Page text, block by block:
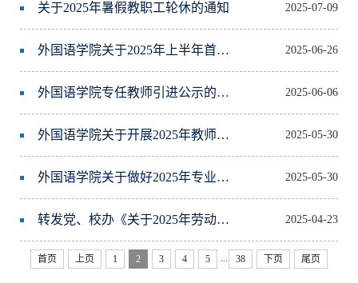
关于2025年暑假教职工轮休的通知 2025-07-09
外国语学院关于2025年上半年首聘期考核工作的通知 2025-06-26
外国语学院专任教师引进公示的通知 2025-06-06
外国语学院关于开展2025年教师职务聘任通讯评议工作的通知 2025-05-30
外国语学院关于做好2025年专业技术职务聘任申报摸底工作的通知 2025-05-30
转发党、校办《关于2025年劳动节放假安排的通知》、《夏季作息时间表》本科生院《关于2025年劳动节期间本科教学安排调整的通知》 2025-04-23
首页 上页 1 2 3 4 5 ... 38 下页 尾页